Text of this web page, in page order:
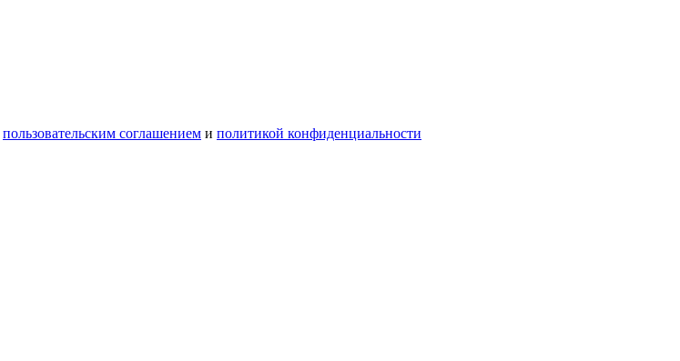
пользовательским соглашением и политикой конфиденциальности